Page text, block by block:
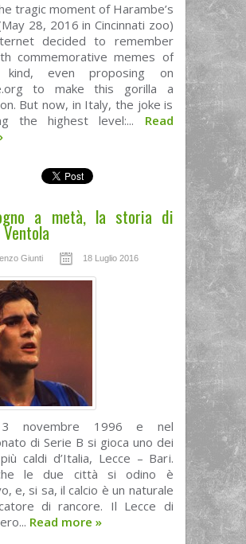
tragic moment of Harambe’s
28, 2016 in Cincinnati zoo)
decided to remember
commemorative memes of
kind, even proposing on
to make this gorilla a
But now, in Italy, the joke is
the highest level:... Read
a metà, la storia di
Giunti 18 Luglio 2016
novembre 1996 e nel
di Serie B si gioca uno dei
caldi d’Italia, Lecce – Bari.
le due città si odino è
e, si sa, il calcio è un naturale
di rancore. Il Lecce di
Read more »